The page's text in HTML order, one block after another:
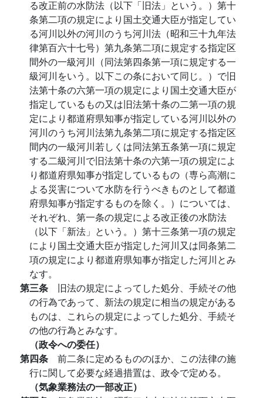
る改正前の水防法（以下「旧法」という。）第十
条第二項の規定により国土交通大臣が指定してい
る河川以外の河川のうち河川法（昭和三十九年法
律第百六十七号）第九条第二項に規定する指定区
間外の一級河川（同法第四条第一項に規定する一
級河川をいう。以下この条において同じ。）で旧
法第十条の六第一項の規定により国土交通大臣が
指定しているもの又は旧法第十条の二第一項の規
定により都道府県知事が指定している河川以外の
河川のうち河川法第九条第二項に規定する指定区
間内の一級河川若しくは同法第五条第一項に規定
する二級河川で旧法第十条の六第一項の規定によ
り都道府県知事が指定しているもの（専ら高潮に
よる災害について水防を行うべきものとして都道
府県知事が指定するものを除く。）については、
それぞれ、第一条の規定による改正後の水防法
（以下「新法」という。）第十三条第一項の規定
により国土交通大臣が指定した河川又は同条第二
項の規定により都道府県知事が指定した河川とみ
なす。
第三条 旧法の規定によってした処分、手続その他
の行為であって、新法の規定に相当の規定がある
ものは、これらの規定によってした処分、手続そ
の他の行為とみなす。
（政令への委任）
第四条 前二条に定めるもののほか、この法律の施
行に関して必要な経過措置は、政令で定める。
（気象業務法の一部改正）